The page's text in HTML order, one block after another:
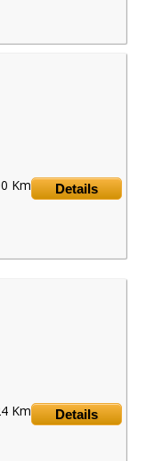
Km Details
Km Details